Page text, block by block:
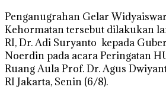
Penganugrahan Gelar
Kehormatan tersebut dilakukan
RI, Dr. Adi Suryanto kepada
Noerdin pada acara Peringatan
Ruang Aula Prof. Dr. Agus
RI Jakarta, Senin (6/8).